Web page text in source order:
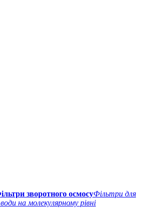
зворотного осмосуФільтри для
на молекулярному рівні